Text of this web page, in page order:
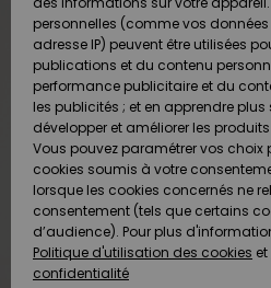
Surf
Snow
Surf
Snow
Snow
Highlights
SNOW
Snow
Shop
Femme
A
Découvrir
VENTE
FLASH
Outlet
Femme
Préférences
Langue Et
Région
Paiement
Carte
Cadeau
Quiksilver
Freedom
Protection
des données
personnelles (comme vos
adresse IP) peuvent être utilisées
publications et du contenu
performance publicitaire et du
les publicités ; et en apprendre
développer et améliorer les
Vous pouvez paramétrer vos choix
cookies soumis à votre
lorsque les cookies concernés ne
consentement (tels que certains
d’audience). Pour plus
Politique d'utilisation des cookies et
confidentialité